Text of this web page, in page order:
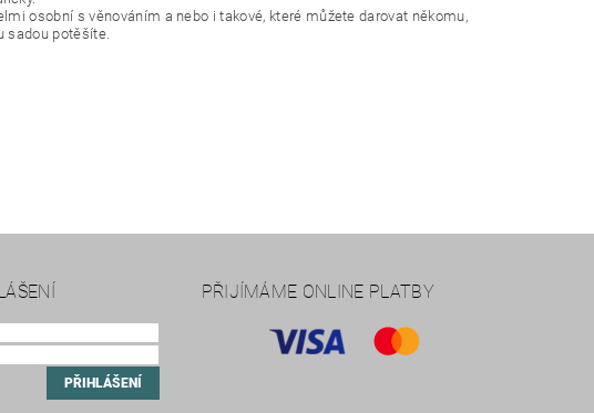
osobní s věnováním a nebo i takové, které můžete darovat někomu,
sadou potěšíte.
PŘIJÍMÁME ONLINE PLATBY